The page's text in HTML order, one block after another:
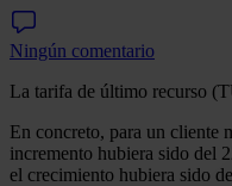
Ningún comentario
La tarifa de último recurso
En concreto, para un cliente
incremento hubiera sido del
el crecimiento hubiera sido